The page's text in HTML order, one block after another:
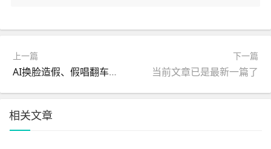
上一篇
AI换脸造假、假唱翻车、邀劣迹艺人！那艺娜人设崩塌全记录
下一篇
当前文章已是最新一篇了
相关文章